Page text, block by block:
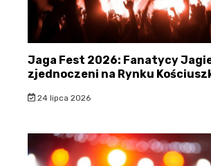
Jaga Fest 2026: Fanatycy
zjednoczeni na Rynku
24 lipca 2026